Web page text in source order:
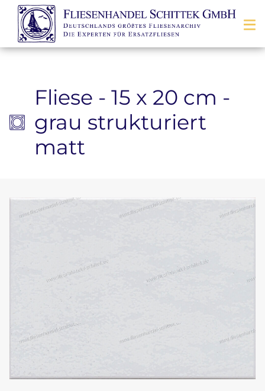
Zum Inhalt springen
Fliese - 15 x 20 cm -
grau strukturiert
matt